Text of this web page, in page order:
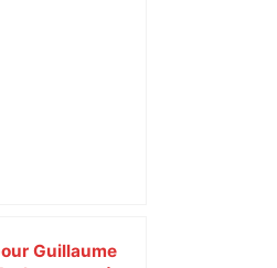
Guillaume